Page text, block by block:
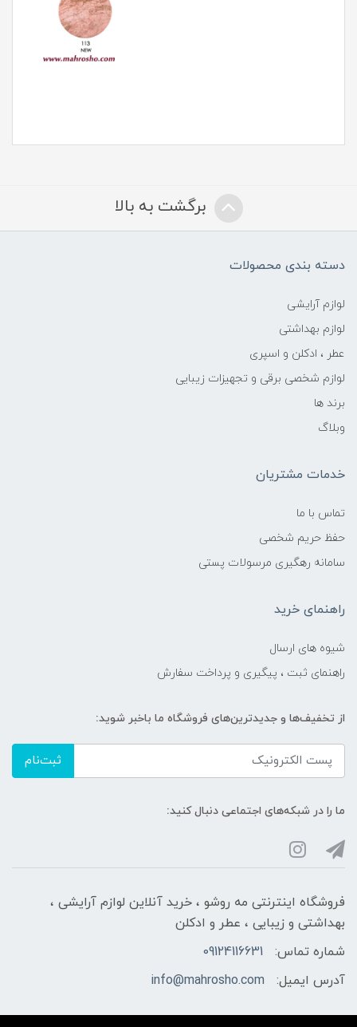
برگشت به بالا
دسته بندی محصولات
لوازم آرایشی
لوازم بهداشتی
عطر ، ادکلن و اسپری
لوازم شخصی برقی و تجهیزات زیبایی
برند ها
وبلاگ
خدمات مشتریان
تماس با ما
حفظ حریم شخصی
سامانه رهگیری مرسولات پستی
راهنمای خرید
شیوه های ارسال
راهنمای ثبت ، پیگیری و پرداخت سفارش
از تخفیف‌ها و جدیدترین‌های فروشگاه ما باخبر شوید:
ثبت‌نام
ما را در شبکه‌های اجتماعی دنبال کنید:
فروشگاه اینترنتی مه‌ رو‌شو ، خرید آنلاین لوازم آرایشی ،
بهداشتی و زیبایی ، عطر و ادکلن
شماره تماس:
09124116631
آدرس ایمیل:
info@mahrosho.com